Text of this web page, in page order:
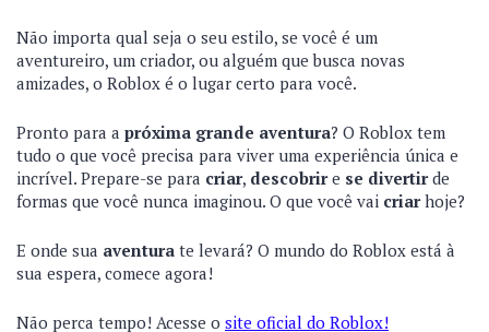
Não importa qual seja o seu estilo, se você é um
aventureiro, um criador, ou alguém que busca novas
amizades, o Roblox é o lugar certo para você.
Pronto para a próxima grande aventura? O Roblox tem
tudo o que você precisa para viver uma experiência única e
incrível. Prepare-se para criar, descobrire se divertirde
formas que você nunca imaginou. O que você vai criarhoje?
E onde sua aventura te levará? O mundo do Roblox está à
sua espera, comece agora!
Não perca tempo! Acesse o site oficial do Roblox!